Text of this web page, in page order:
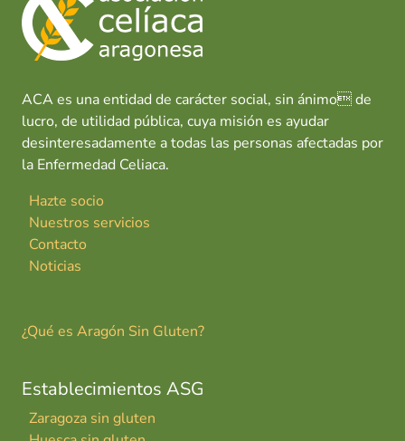
ACA es una entidad de carácter social, sin ánimo de
lucro, de utilidad pública, cuya misión es ayudar
desinteresadamente a todas las personas afectadas por
la Enfermedad Celiaca.
Hazte socio
Nuestros servicios
Contacto
Noticias
¿Qué es Aragón Sin Gluten?
Establecimientos ASG
Zaragoza sin gluten